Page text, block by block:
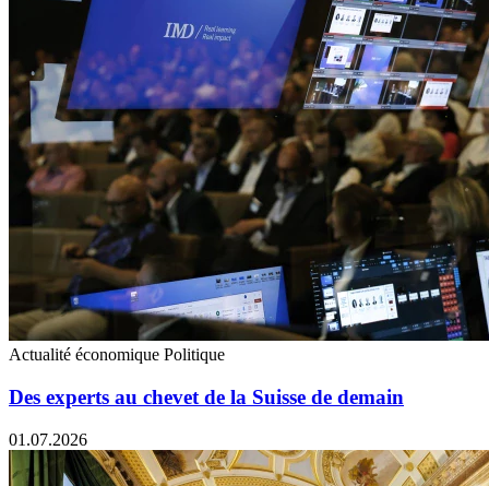
Actualité économique Politique
Des experts au chevet de la Suisse de demain
01.07.2026